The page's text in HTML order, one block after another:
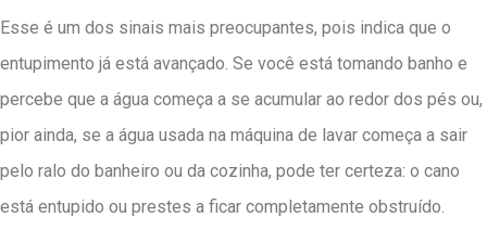
Esse é um dos sinais mais preocupantes, pois indica que o
entupimento já está avançado. Se você está tomando banho e
percebe que a água começa a se acumular ao redor dos pés ou,
pior ainda, se a água usada na máquina de lavar começa a sair
pelo ralo do banheiro ou da cozinha, pode ter certeza: o cano
está entupido ou prestes a ficar completamente obstruído.